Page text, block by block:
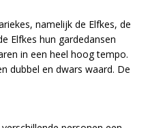
namelijk de Elfkes, de
Elfkes hun gardedansen
in een heel hoog tempo.
dubbel en dwars waard. De